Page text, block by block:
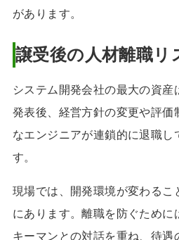
があります。
譲受後の人材離職リ
システム開発会社の最大の資
発表後、経営方針の変更や評価
なエンジニアが連鎖的に退職し
す。
現場では、開発環境が変わるこ
にあります。離職を防ぐために
キーマンとの対話を重ね、待遇